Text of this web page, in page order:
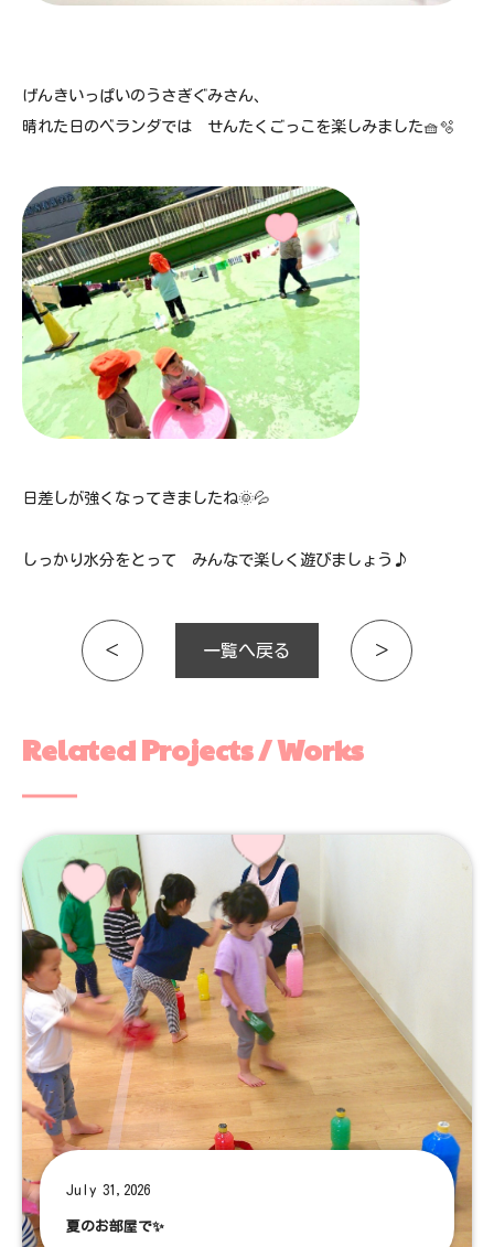
げんきいっぱいのうさぎぐみさん、
晴れた日のベランダでは せんたくごっこを楽しみました🧺🫧
日差しが強くなってきましたね🌞💦
しっかり水分をとって みんなで楽しく遊びましょう♪
＜ 一覧へ戻る ＞
Related Projects / Works
July 31,2026
夏のお部屋で✨